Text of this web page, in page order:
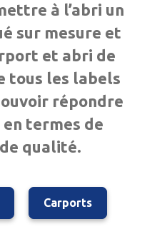
à l’abri un
sur mesure et
et abri de
tous les labels
répondre
termes de
qualité.
Carports